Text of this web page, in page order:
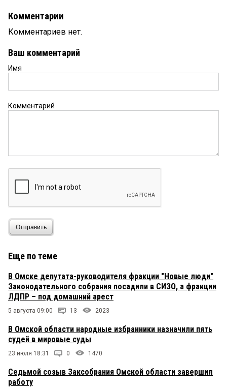
Комментарии
Комментариев нет.
Ваш комментарий
Имя
Комментарий
Отправить
Еще по теме
В Омске депутата-руководителя фракции "Новые люди"
Законодательного собрания посадили в СИЗО, а фракции
ЛДПР – под домашний арест
5 августа 09:00 13 2023
В Омской области народные избранники назначили пять
судей в мировые суды
23 июля 18:31 0 1470
Седьмой созыв Заксобрания Омской области завершил
работу